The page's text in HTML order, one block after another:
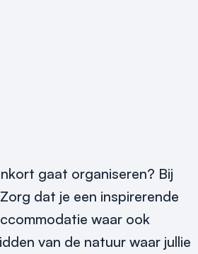
gaat organiseren? Bij
dat je een inspirerende
waar ook
van de natuur waar jullie